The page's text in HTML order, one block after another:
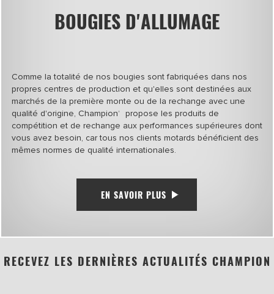
BOUGIES D'ALLUMAGE
Comme la totalité de nos bougies sont fabriquées dans nos
propres centres de production et qu'elles sont destinées aux
marchés de la première monte ou de la rechange avec une
qualité d'origine, Champion®
propose les produits de
compétition et de rechange aux performances supérieures dont
vous avez besoin, car tous nos clients motards bénéficient des
mêmes normes de qualité internationales.
EN SAVOIR PLUS
RECEVEZ LES DERNIÈRES ACTUALITÉS CHAMPION